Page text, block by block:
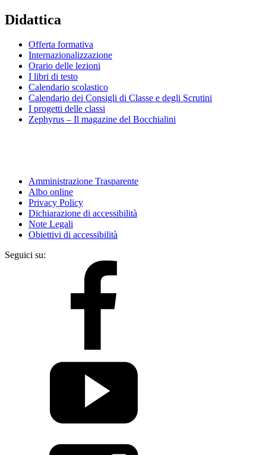
Didattica
Offerta formativa
Internazionalizzazione
Orario delle lezioni
I libri di testo
Calendario scolastico
Calendario dei Consigli di Classe e degli Scrutini
I progetti delle classi
Zephyrus – Il magazine del Bocchialini
Amministrazione Trasparente
Albo online
Privacy Policy
Dichiarazione di accessibilità
Note Legali
Obiettivi di accessibilità
Seguici su: